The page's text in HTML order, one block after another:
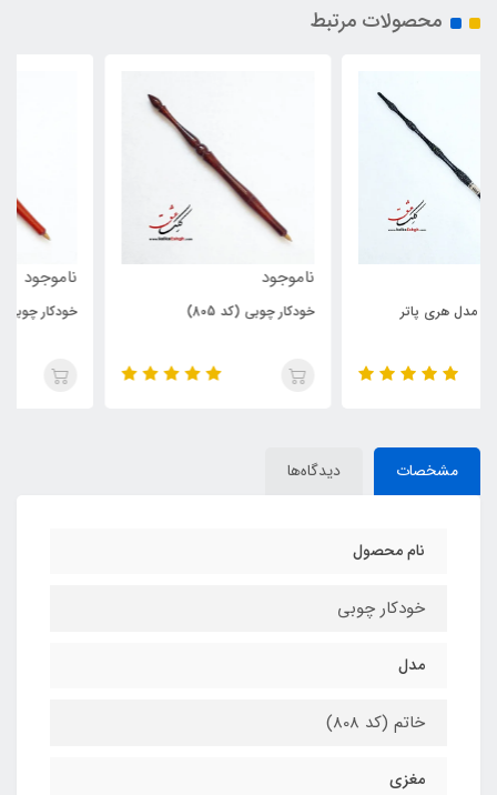
محصولات مرتبط
خودکار چوبی (کد 805) خودکار چوبی (کد 804)
مشخصات دیدگاه‌ها
نام محصول
خودکار چوبی
مدل
خاتم (کد 808)
مغزی